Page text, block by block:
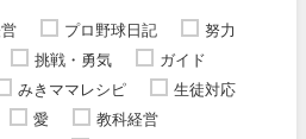
プロ野球日記
努力
挑戦・勇気
ガイド
みきママレシピ
生徒対応
愛
教科経営